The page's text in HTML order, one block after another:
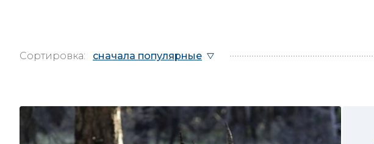
Сортировка: сначала популярные